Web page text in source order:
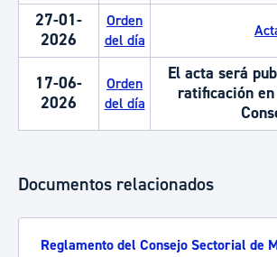
27-01-
2026
Orden
del día
17-06-
2026
Orden
del día
El acta será
ratificación
Documentos relacionados
Reglamento del Consejo Sectorial de